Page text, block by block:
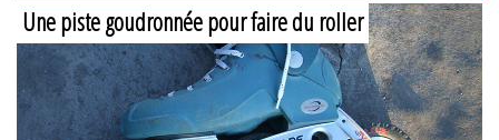
Une piste goudronnée pour faire du roller